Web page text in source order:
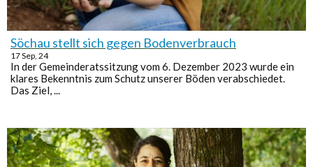
Söchau stellt sich gegen Bodenverbrauch
17Sep, 24
In der Gemeinderatssitzung vom 6. Dezember 2023 wurde ein
klares Bekenntnis zum Schutz unserer Böden verabschiedet.
Das Ziel, ...